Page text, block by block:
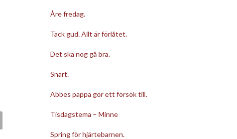
Åre fredag.
Tack gud. Allt är förlåtet.
Det ska nog gå bra.
Snart.
Abbes pappa gör ett försök till.
Tisdagstema – Minne
Spring för hjärtebarnen.